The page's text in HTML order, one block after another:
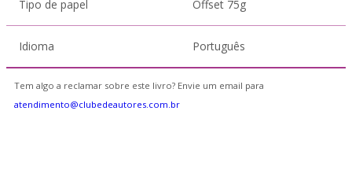
Tipo de papel Offset 75g
Idioma Português
Tem algo a reclamar sobre este livro? Envie um email para
atendimento@clubedeautores.com.br